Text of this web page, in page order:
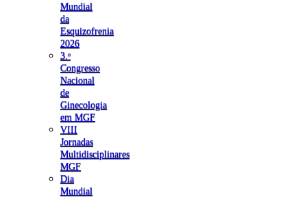
Mundial
da
Esquizofrenia
2026
3.ᵒ
Congresso
Nacional
de
Ginecologia
em MGF
VIII
Jornadas
Multidisciplinares
MGF
Dia
Mundial